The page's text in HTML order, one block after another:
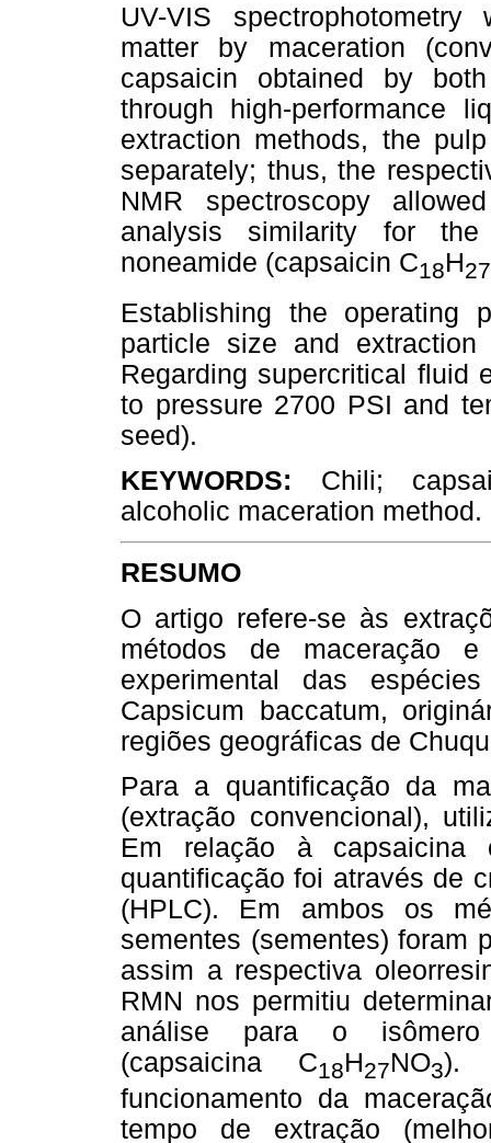
UV-VIS
matter by maceration
capsaicin obtained by
through high-performance
extraction methods, the
separately; thus, the
NMR spectroscopy
analysis similarity for the
noneamide (capsaicin C18H27
Establishing the operating
particle size and
Regarding supercritical fluid
to pressure 2700 PSI and
seed).
KEYWORDS: Chili;
alcoholic maceration method.
RESUMO
O artigo refere-se às
métodos de maceração
experimental das
Capsicum baccatum,
regiões geográficas de
Para a quantificação da
(extração convencional),
Em relação à
quantificação foi através de
(HPLC). Em ambos os
sementes (sementes) foram
assim a respectiva
RMN nos permitiu
análise para o isômero
(capsaicina C18H27NO3).
funcionamento da
tempo de extração